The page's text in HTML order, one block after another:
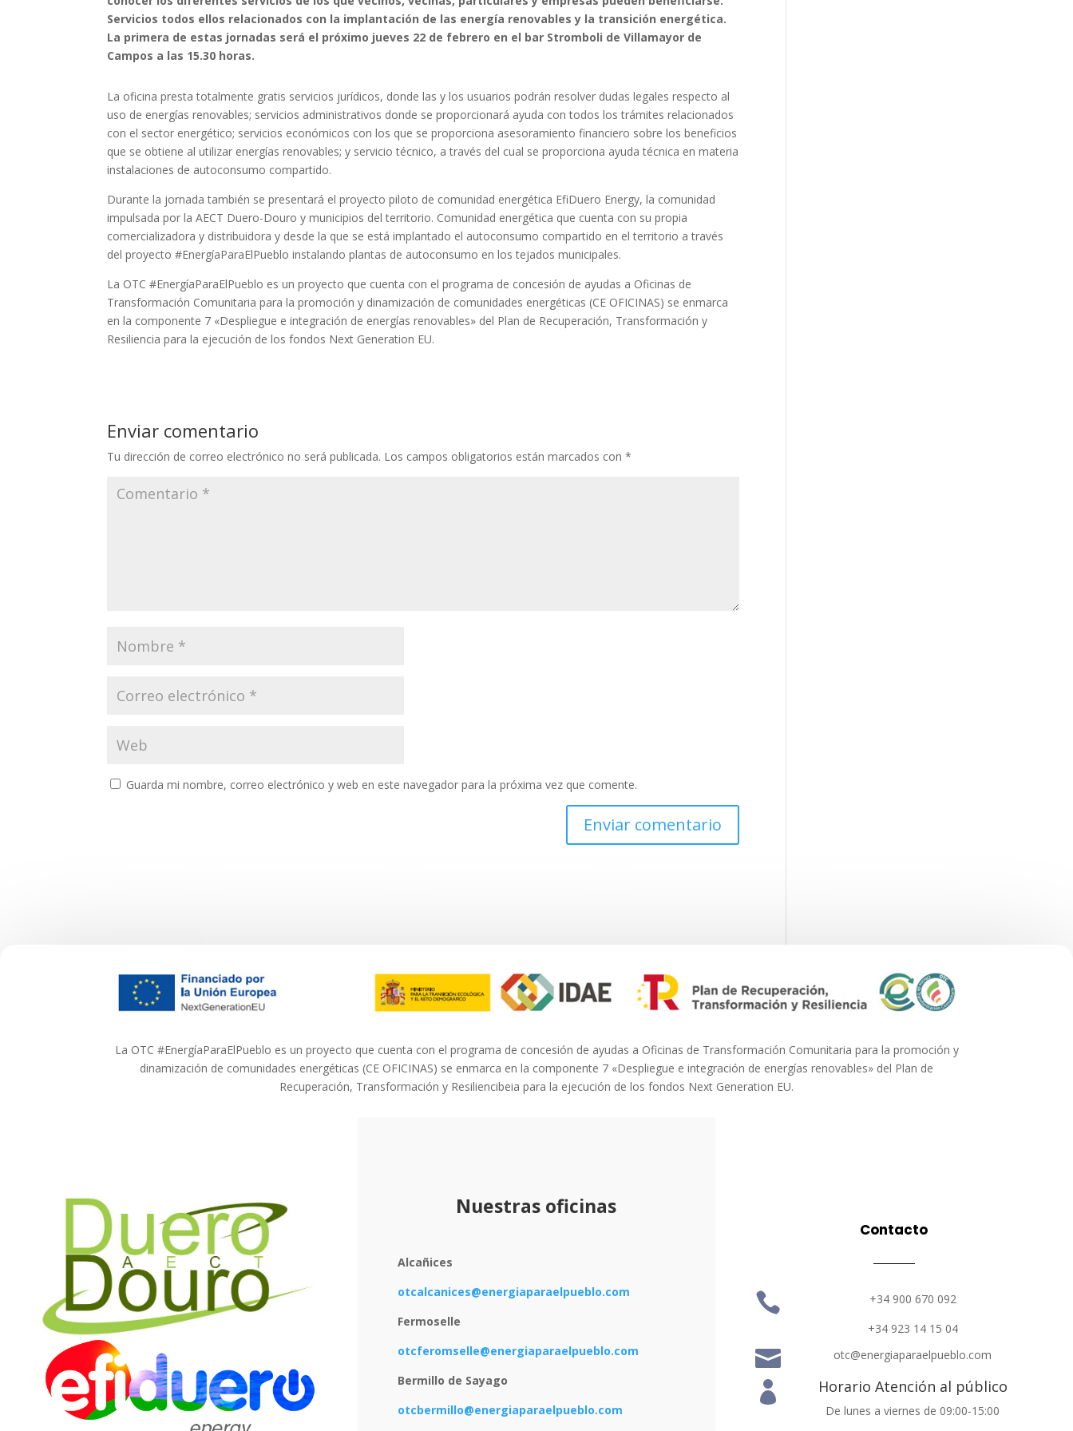
Servicios todos ellos relacionados con la implantación de las energía renovables y la transición energética.
La primera de estas jornadas será el próximo jueves 22 de febrero en el bar Stromboli de Villamayor de
Campos a las 15.30 horas.
La oficina presta totalmente gratis servicios jurídicos, donde las y los usuarios podrán resolver dudas legales respecto al
uso de energías renovables; servicios administrativos donde se proporcionará ayuda con todos los trámites relacionados
con el sector energético; servicios económicos con los que se proporciona asesoramiento financiero sobre los beneficios
que se obtiene al utilizar energías renovables; y servicio técnico, a través del cual se proporciona ayuda técnica en materia
instalaciones de autoconsumo compartido.
Durante la jornada también se presentará el proyecto piloto de comunidad energética EfiDuero Energy, la comunidad
impulsada por la AECT Duero-Douro y municipios del territorio. Comunidad energética que cuenta con su propia
comercializadora y distribuidora y desde la que se está implantado el autoconsumo compartido en el territorio a través
del proyecto #EnergíaParaElPueblo instalando plantas de autoconsumo en los tejados municipales.
La OTC #EnergíaParaElPueblo es un proyecto que cuenta con el programa de concesión de ayudas a Oficinas de
Transformación Comunitaria para la promoción y dinamización de comunidades energéticas (CE OFICINAS) se enmarca
en la componente 7 «Despliegue e integración de energías renovables» del Plan de Recuperación, Transformación y
Resiliencia para la ejecución de los fondos Next Generation EU.
Enviar comentario
Tu dirección de correo electrónico no será publicada. Los campos obligatorios están marcados con*
Guarda mi nombre, correo electrónico y web en este navegador para la próxima vez que comente.
La OTC #EnergíaParaElPueblo es un proyecto que cuenta con el programa de concesión de ayudas a Oficinas de Transformación Comunitaria para la promoción y
dinamización de comunidades energéticas (CE OFICINAS) se enmarca en la componente 7 «Despliegue e integración de energías renovables» del Plan de
Recuperación, Transformación y Resiliencibeia para la ejecución de los fondos Next Generation EU.
Nuestras oficinas
Alcañices
otcalcanices@energiaparaelpueblo.com
Fermoselle
otcferomselle@energiaparaelpueblo.com
Bermillo de Sayago
otcbermillo@energiaparaelpueblo.com
Contacto

+34 900 670 092
+34 923 14 15 04
 otc@energiaparaelpueblo.com
 Horario Atención al público
De lunes a viernes de 09:00-15:00